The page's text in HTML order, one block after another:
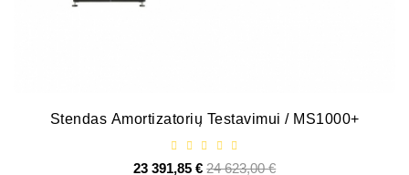
Stendas Amortizatorių Testavimui / MS1000+
23 391,85 € Базовая
24 623,00 €Цена